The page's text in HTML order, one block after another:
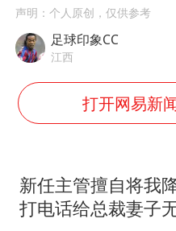
FIFA
声明：个人原创，仅供参考
足球印象CC
江西
打开网易新
新任主管擅自将我
打电话给总裁妻子